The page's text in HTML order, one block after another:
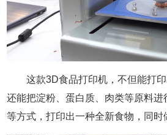
这款3D食品打印机，不但能打
还能把淀粉、蛋白质、肉类等原料进
等方式，打印出一种全新食物，同时